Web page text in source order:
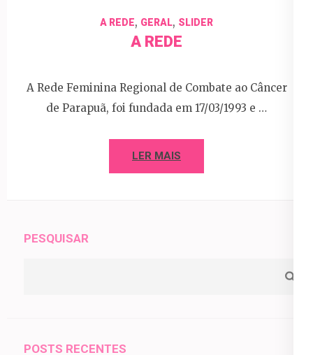
A REDE, GERAL, SLIDER
A REDE
A Rede Feminina Regional de Combate ao Câncer
de Parapuã, foi fundada em 17/03/1993 e …
LER MAIS
PESQUISAR
POSTS RECENTES